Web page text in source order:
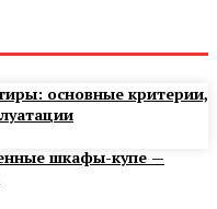
основные критерии,
шкафы-купе —